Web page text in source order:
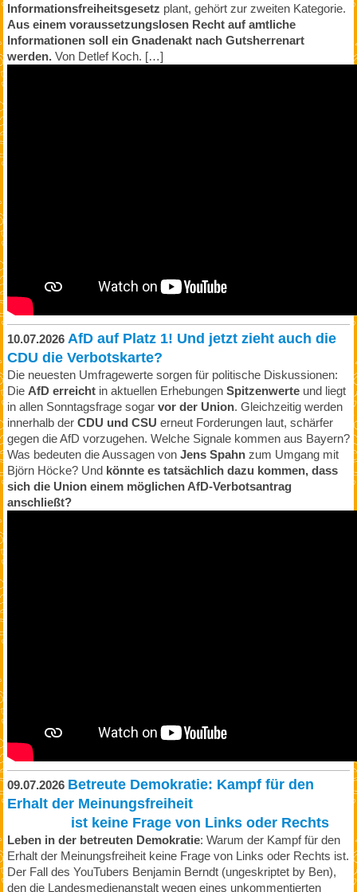
Informationsfreiheitsgesetz plant, gehört zur zweiten Kategorie.
Aus einem voraussetzungslosen Recht auf amtliche
Informationen soll ein Gnadenakt nach Gutsherrenart
werden.Von Detlef Koch. […]
10.07.2026 AfD auf Platz 1! Und jetzt zieht auch die
CDU die Verbotskarte?
Die neuesten Umfragewerte sorgen für politische Diskussionen:
Die AfD erreichtin aktuellen Erhebungen Spitzenwerteund liegt
in allen Sonntagsfrage sogar vor der Union. Gleichzeitig werden
innerhalb der CDU und CSU erneut Forderungen laut, schärfer
gegen die AfD vorzugehen. Welche Signale kommen aus Bayern?
Was bedeuten die Aussagen von Jens Spahnzum Umgang mit
Björn Höcke? Und könnte es tatsächlich dazu kommen, dass
sich die Union einem möglichen AfD-Verbotsantrag
anschließt?
09.07.2026 Betreute Demokratie: Kampf für den
Erhalt der Meinungsfreiheit
ist keine Frage von Links oder Rechts
Leben in der betreuten Demokratie: Warum der Kampf für den
Erhalt der Meinungsfreiheit keine Frage von Links oder Rechts ist.
Der Fall des YouTubers Benjamin Berndt (ungeskriptet by Ben),
den die Landesmedienanstalt wegen eines unkommentierten